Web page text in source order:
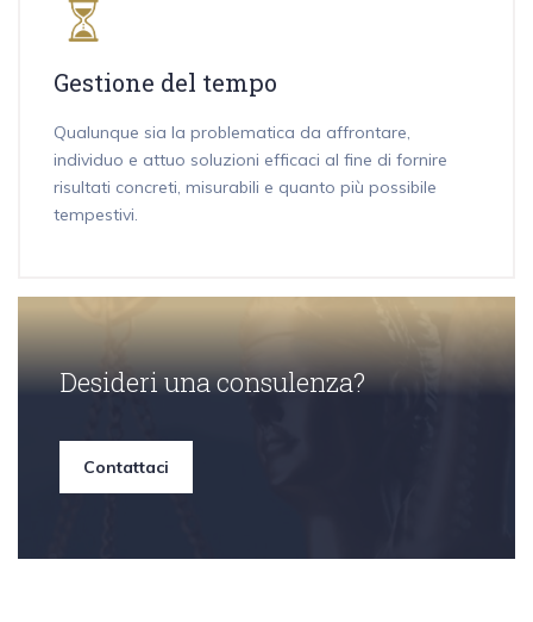
Gestione del tempo
Qualunque sia la problematica da affrontare,
individuo e attuo soluzioni efficaci al fine di fornire
risultati concreti, misurabili e quanto più possibile
tempestivi.
Desideri una consulenza?
Contattaci